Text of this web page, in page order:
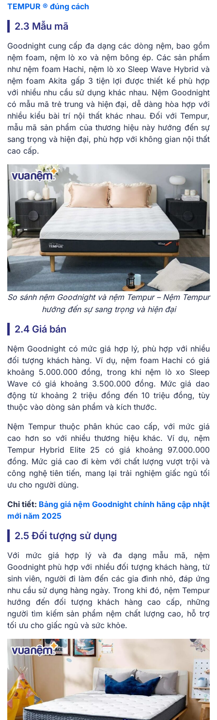
TEMPUR ® đúng cách
2.3 Mẫu mã
Goodnight cung cấp đa dạng các dòng nệm, bao gồm
nệm foam, nệm lò xo và nệm bông ép. Các sản phẩm
như nệm foam Hachi, nệm lò xo Sleep Wave Hybrid và
nệm foam Akita gấp 3 tiện lợi được thiết kế phù hợp
với nhiều nhu cầu sử dụng khác nhau. Nệm Goodnight
có mẫu mã trẻ trung và hiện đại, dễ dàng hòa hợp với
nhiều kiểu bài trí nội thất khác nhau. Đối với Tempur,
mẫu mã sản phẩm của thương hiệu này hướng đến sự
sang trọng và hiện đại, phù hợp với không gian nội thất
cao cấp.
So sánh nệm Goodnight và nệm Tempur – Nệm Tempur
hướng đến sự sang trọng và hiện đại
2.4 Giá bán
Nệm Goodnight có mức giá hợp lý, phù hợp với nhiều
đối tượng khách hàng. Ví dụ, nệm foam Hachi có giá
khoảng 5.000.000 đồng, trong khi nệm lò xo Sleep
Wave có giá khoảng 3.500.000 đồng. Mức giá dao
động từ khoảng 2 triệu đồng đến 10 triệu đồng, tùy
thuộc vào dòng sản phẩm và kích thước.
Nệm Tempur thuộc phân khúc cao cấp, với mức giá
cao hơn so với nhiều thương hiệu khác. Ví dụ, nệm
Tempur Hybrid Elite 25 có giá khoảng 97.000.000
đồng. Mức giá cao đi kèm với chất lượng vượt trội và
công nghệ tiên tiến, mang lại trải nghiệm giấc ngủ tối
ưu cho người dùng.
Chi tiết: Bảng giá nệm Goodnight chính hãng cập nhật
mới năm 2025
2.5 Đối tượng sử dụng
Với mức giá hợp lý và đa dạng mẫu mã, nệm
Goodnight phù hợp với nhiều đối tượng khách hàng, từ
sinh viên, người đi làm đến các gia đình nhỏ, đáp ứng
nhu cầu sử dụng hàng ngày. Trong khi đó, nệm Tempur
hướng đến đối tượng khách hàng cao cấp, những
người tìm kiếm sản phẩm nệm chất lượng cao, hỗ trợ
tối ưu cho giấc ngủ và sức khỏe.